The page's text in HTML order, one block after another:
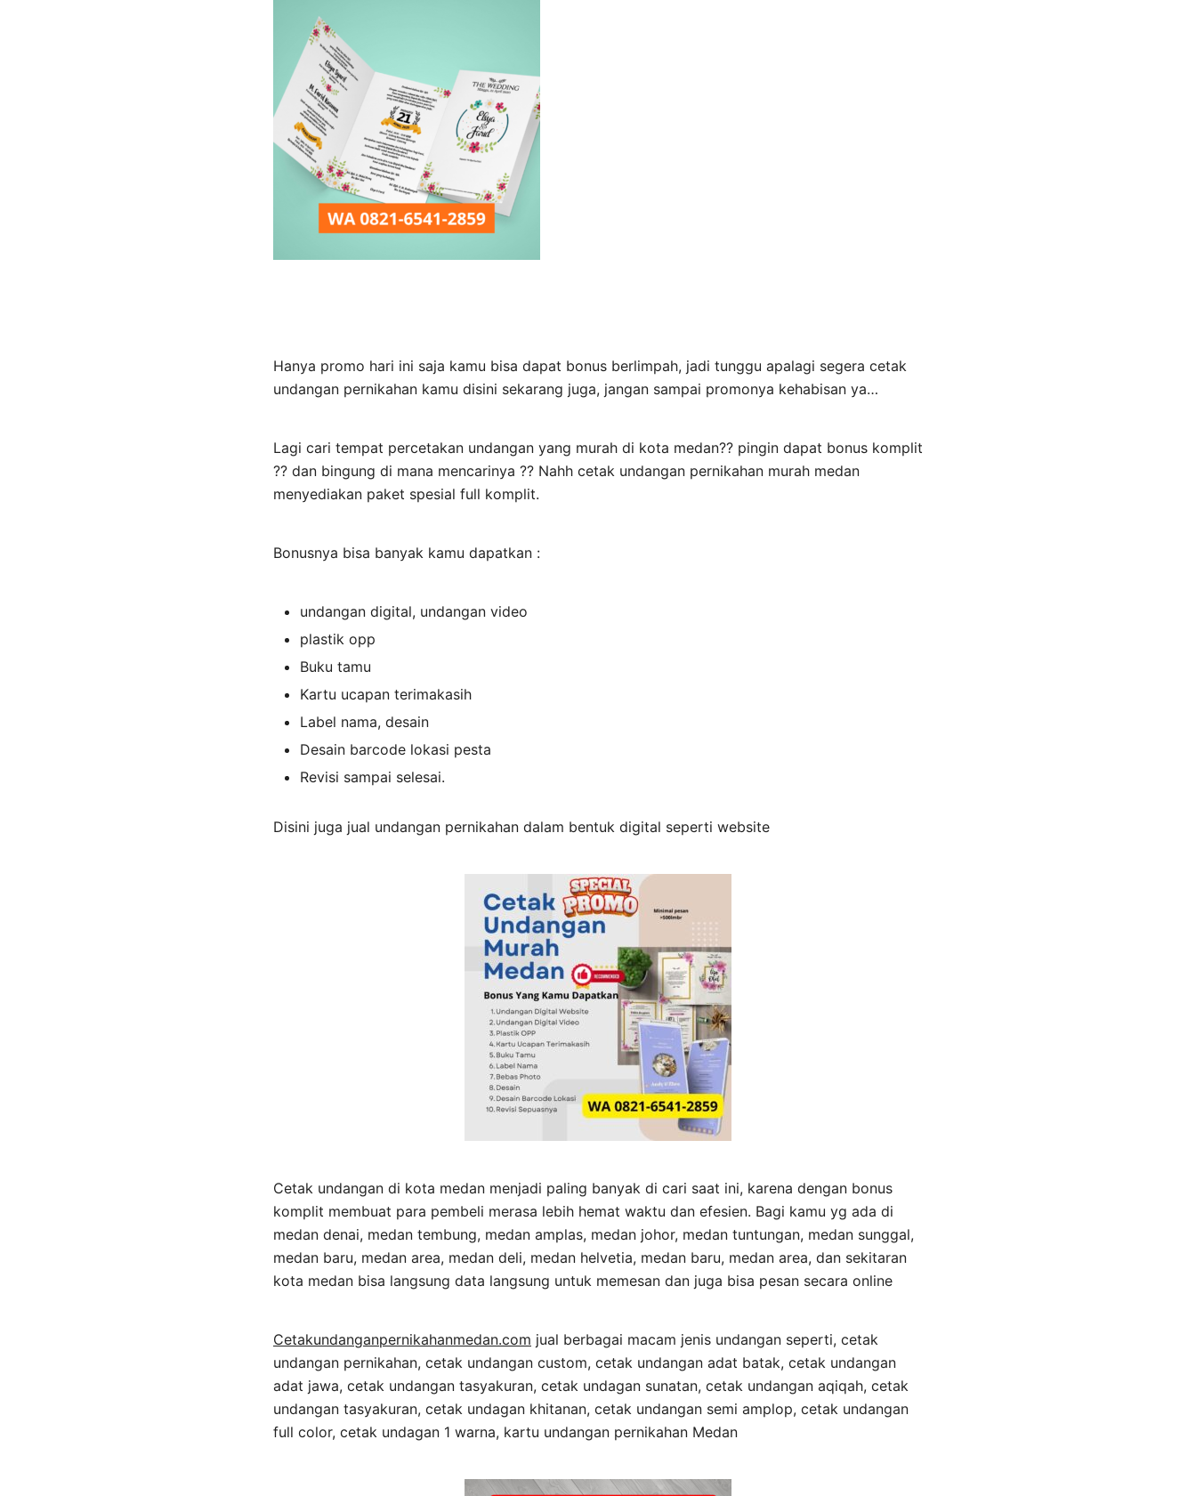
Hanya promo hari ini saja kamu bisa dapat bonus berlimpah, jadi tunggu apalagi segera cetak
undangan pernikahan kamu disini sekarang juga, jangan sampai promonya kehabisan ya…
Lagi cari tempat percetakan undangan yang murah di kota medan?? pingin dapat bonus komplit
?? dan bingung di mana mencarinya ?? Nahh cetak undangan pernikahan murah medan
menyediakan paket spesial full komplit.
Bonusnya bisa banyak kamu dapatkan :
undangan digital, undangan video
plastik opp
Buku tamu
Kartu ucapan terimakasih
Label nama, desain
Desain barcode lokasi pesta
Revisi sampai selesai.
Disini juga jual undangan pernikahan dalam bentuk digital seperti website
Cetak undangan di kota medan menjadi paling banyak di cari saat ini, karena dengan bonus
komplit membuat para pembeli merasa lebih hemat waktu dan efesien. Bagi kamu yg ada di
medan denai, medan tembung, medan amplas, medan johor, medan tuntungan, medan sunggal,
medan baru, medan area, medan deli, medan helvetia, medan baru, medan area, dan sekitaran
kota medan bisa langsung data langsung untuk memesan dan juga bisa pesan secara online
Cetakundanganpernikahanmedan.com jual berbagai macam jenis undangan seperti, cetak
undangan pernikahan, cetak undangan custom, cetak undangan adat batak, cetak undangan
adat jawa, cetak undangan tasyakuran, cetak undagan sunatan, cetak undangan aqiqah, cetak
undangan tasyakuran, cetak undagan khitanan, cetak undangan semi amplop, cetak undangan
full color, cetak undagan 1 warna, kartu undangan pernikahan Medan